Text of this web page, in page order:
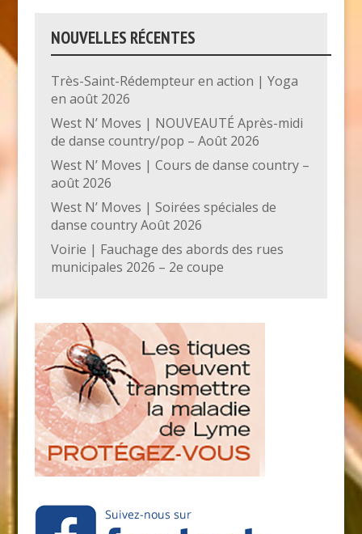
NOUVELLES RÉCENTES
Très-Saint-Rédempteur en action | Yoga
en août 2026
West N’ Moves | NOUVEAUTÉ Après-midi
de danse country/pop – Août 2026
West N’ Moves | Cours de danse country –
août 2026
West N’ Moves | Soirées spéciales de
danse country Août 2026
Voirie | Fauchage des abords des rues
municipales 2026 – 2e coupe